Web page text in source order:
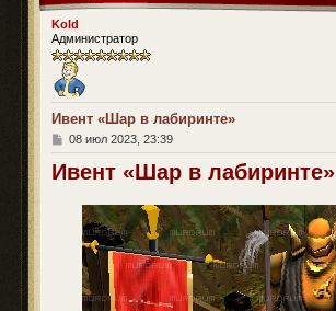
Kold
Администратор
Ивент «Шар в лабиринте»
С
о
о
б
08 июл 2023, 23:39
Ивент «Шар в лабиринте»